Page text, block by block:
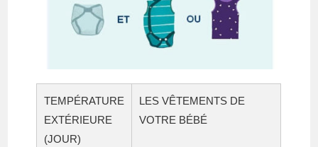
TEMPÉRATURE
EXTÉRIEURE
(JOUR)
LES VÊTEMENTS DE
VOTRE BÉBÉ